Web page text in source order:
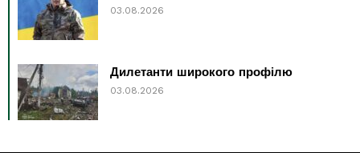
03.08.2026
Дилетанти широкого профілю
03.08.2026